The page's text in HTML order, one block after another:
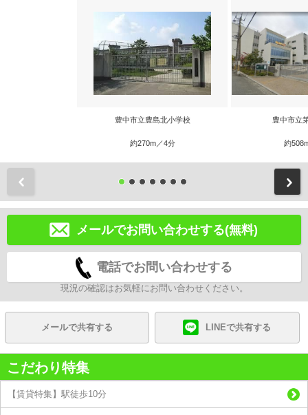
豊中市立豊島北小学校
約270m／4分
豊中市立
約
メールでお問い合わせする(無料)
電話でお問い合わせする
現況の確認はお気軽にお問い合わせください。
メールで共有する LINEで共有する
こだわり特集
【賃貸特集】駅徒歩10分